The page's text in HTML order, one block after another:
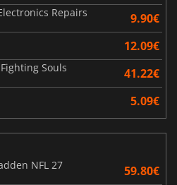
Repairs 9.90€
12.09€
Souls 41.22€
5.09€
NFL 27
59.80€